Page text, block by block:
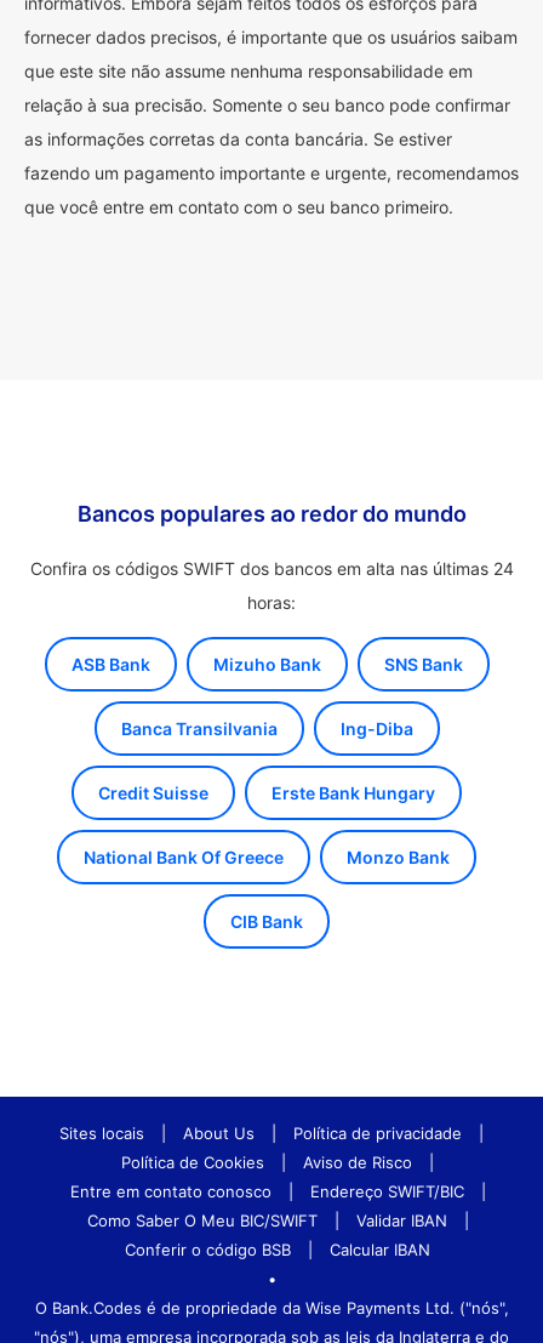
fornecer dados precisos, é importante que os usuários saibam
que este site não assume nenhuma responsabilidade em
relação à sua precisão. Somente o seu banco pode confirmar
as informações corretas da conta bancária. Se estiver
fazendo um pagamento importante e urgente, recomendamos
que você entre em contato com o seu banco primeiro.
Bancos populares ao redor do mundo
Confira os códigos SWIFT dos bancos em alta nas últimas 24
horas:
ASB Bank Mizuho Bank SNS Bank
Banca Transilvania Ing-Diba
Credit Suisse Erste Bank Hungary
National Bank Of Greece Monzo Bank
CIB Bank
Sites locais About Us Política de privacidade
Política de Cookies
Aviso de Risco
Entre em contato conosco
Endereço SWIFT/BIC
Como Saber O Meu BIC/SWIFT
Validar IBAN
Conferir o código BSB
Calcular IBAN
•
O Bank.Codes é de propriedade da Wise Payments Ltd. ("nós",
"nós"), uma empresa incorporada sob as leis da Inglaterra e do